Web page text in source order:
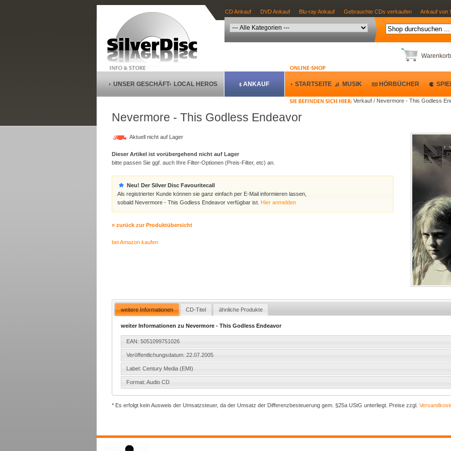
CD Ankauf DVD Ankauf Blu-ray Ankauf Gebrauchte CDs verkaufen Ankauf von
Warenkorb
Verkauf / Nevermore - This Godless
UNSER GESCHÄFT LOCAL HEROS ANKAUF STARTSEITE MUSIK HÖRBÜCHER
Nevermore - This Godless Endeavor
Aktuell nicht auf Lager
Dieser Artikel ist vorübergehend nicht auf Lager
bitte passen Sie ggf. auch Ihre Filter-Optionen (Preis-Filter, etc) an.
Neu! Der Silver Disc Favouritecall
Als registrierter Kunde können sie ganz einfach per E-Mail informieren lassen,
sobald Nevermore - This Godless Endeavor verfügbar ist. Hier anmelden
» zurück zur Produktübersicht
bei Amazon kaufen
weitere Informationen CD-Titel ähnliche Produkte
weiter Informationen zu Nevermore - This Godless Endeavor
EAN: 5051099751026
Veröffentlichungsdatum: 22.07.2005
Label: Century Media (EMI)
Format: Audio CD
* Es erfolgt kein Ausweis der Umsatzsteuer, da der Umsatz der Differenzbesteuerung gem. §25a UStG unterliegt. Preise zzgl.